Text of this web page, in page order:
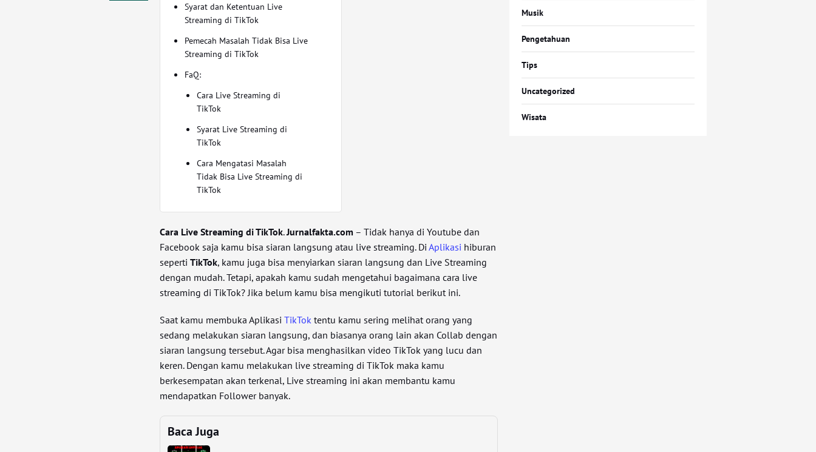
Syarat dan Ketentuan Live
Streaming di TikTok
Pemecah Masalah Tidak Bisa Live
Streaming di TikTok
FaQ:
Cara Live Streaming di
TikTok
Syarat Live Streaming di
TikTok
Cara Mengatasi Masalah
Tidak Bisa Live Streaming di
TikTok
Cara Live Streaming di TikTok.Jurnalfakta.com – Tidak hanya di Youtube dan
Facebook saja kamu bisa siaran langsung atau live streaming. DiAplikasi hiburan
sepertiTikTok, kamu juga bisa menyiarkan siaran langsung dan Live Streaming
dengan mudah. Tetapi, apakah kamu sudah mengetahui bagaimana cara live
streaming di TikTok? Jika belum kamu bisa mengikuti tutorial berikut ini.
Saat kamu membuka AplikasiTikTok tentu kamu sering melihat orang yang
sedang melakukan siaran langsung, dan biasanya orang lain akan Collab dengan
siaran langsung tersebut. Agar bisa menghasilkan video TikTok yang lucu dan
keren. Dengan kamu melakukan live streaming di TikTok maka kamu
berkesempatan akan terkenal, Live streaming ini akan membantu kamu
mendapatkan Follower banyak.
Baca Juga
Musik
Pengetahuan
Tips
Uncategorized
Wisata